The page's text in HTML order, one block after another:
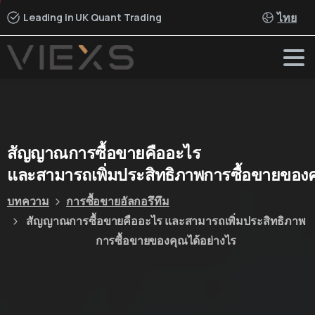
Leading in UK Quant Trading ไทย
สัญญาณการซื้อขายคืออะไร
และสามารถเพิ่มประสิทธิภาพการซื้อขายขอ
บทความ
การซื้อขายอัลกอรึทึม
สัญญาณการซื้อขายคืออะไร และสามารถเพิ่มประสิทธิภาพ
การซื้อขายของคุณได้อย่างไร